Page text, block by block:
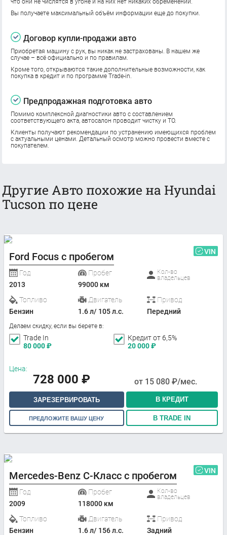
Вы получаете максимальный объём информации еще до покупки.
Договор купли-продажи авто
Приобретая машину с рук, вы никак не застрахованы. В нашем же
случае – всё официально и по правилам.
Кроме того, открываются такие дополнительные возможности, как
покупка в кредит и по программе Trade-in.
Предпродажная подготовка авто
Помимо комплексной диагностики авто с составлением
соответствующего акта, автосалон проводит чистку и ТО.
Клиенты получают рекомендации по устранению имеющихся проблем
с актуальными ценами. Детальный осмотр можно провести вместе с
покупателем.
Другие Авто похожие на Hyundai
Tucson по цене
Ford Focus с пробегом VIN
Год
2013
Пробег
99000 км
Кол-во
владельцев
Топливо
Бензин
Двигатель
1.6 л/ 105 л.с.
Привод
Передний
Делаем скидку, если вы берете в:
Trade In
80 000₽
Кредит от 6,5%
20 000₽
Цена:
728 000 ₽ от 15 080 ₽/мес.
ЗАРЕЗЕРВИРОВАТЬ В КРЕДИТ
ПРЕДЛОЖИТЕ ВАШУ ЦЕНУ В TRADE IN
Mercedes-Benz C-Класс с пробегом VIN
Год
2009
Пробег
118000 км
Кол-во
владельцев
Топливо
Бензин
Двигатель
1.6 л/ 156 л.с.
Привод
Задний